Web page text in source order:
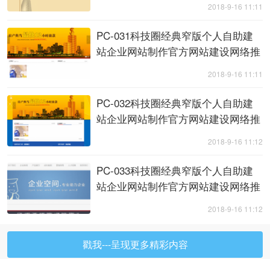
2018-9-16 11:11
PC-031科技圈经典窄版个人自助建
站企业网站制作官方网站建设网络推
2018-9-16 11:11
PC-032科技圈经典窄版个人自助建
站企业网站制作官方网站建设网络推
2018-9-16 11:12
PC-033科技圈经典窄版个人自助建
站企业网站制作官方网站建设网络推
2018-9-16 11:12
戳我---呈现更多精彩内容